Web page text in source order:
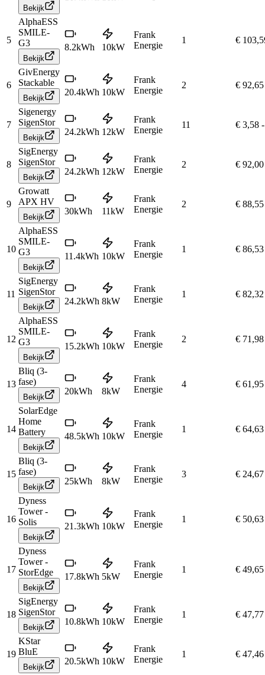
Bekijk
5
AlphaESS
SMILE-
G3
Bekijk
8.2kWh 10kW
Frank
Energie
1 €
6
GivEnergy
Stackable
Bekijk
20.4kWh 10kW
Frank
Energie
2 € 92,65
7
Sigenergy
SigenStor
Bekijk
24.2kWh 12kW
Frank
Energie
11 € 3,58 -
8
SigEnergy
SigenStor
Bekijk
24.2kWh 12kW
Frank
Energie
2 € 92,00
9
Growatt
APX HV
Bekijk
30kWh 11kW
Frank
Energie
2 € 88,55
10
AlphaESS
SMILE-
G3
Bekijk
11.4kWh 10kW
Frank
Energie
1 € 86,53
11
SigEnergy
SigenStor
Bekijk
24.2kWh 8kW
Frank
Energie
1 € 82,32
12
AlphaESS
SMILE-
G3
Bekijk
15.2kWh 10kW
Frank
Energie
2 € 71,98
13
Bliq (3-
fase)
Bekijk
20kWh 8kW
Frank
Energie
4 € 61,95
14
SolarEdge
Home
Battery
Bekijk
48.5kWh 10kW
Frank
Energie
1 € 64,63
15
Bliq (3-
fase)
Bekijk
25kWh 8kW
Frank
Energie
3 € 24,67
16
Dyness
Tower -
Solis
Bekijk
21.3kWh 10kW
Frank
Energie
1 € 50,63
17
Dyness
Tower -
StorEdge
Bekijk
17.8kWh 5kW
Frank
Energie
1 € 49,65
18
SigEnergy
SigenStor
Bekijk
10.8kWh 10kW
Frank
Energie
1 € 47,77
19
KStar
BluE
Bekijk
20.5kWh 10kW
Frank
Energie
1 € 47,46